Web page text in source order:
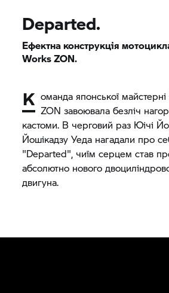
Departed.
Ефектна конструкція
Works ZON.
К оманда японської
ZON завоювала безліч
кастоми. В черговий раз Юічі
Йошікадзу Уеда нагадали про
"Departed", чиїм серцем став
абсолютно нового
двигуна.